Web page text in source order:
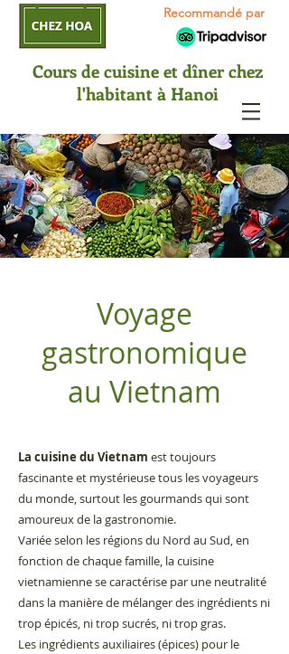
Recommandé par
Cours de cuisine et dîner chez
l'habitant à Hanoi
Voyage
gastronomique
au Vietnam
La cuisine du Vietnam est toujours
fascinante et mystérieuse tous les voyageurs
du monde, surtout les gourmands qui sont
amoureux de la gastronomie.
Variée selon les régions du Nord au Sud, en
fonction de chaque famille, la cuisine
vietnamienne se caractérise par une neutralité
dans la manière de mélanger des ingrédients ni
trop épicés, ni trop sucrés, ni trop gras.
Les ingrédients auxiliaires (épices) pour le